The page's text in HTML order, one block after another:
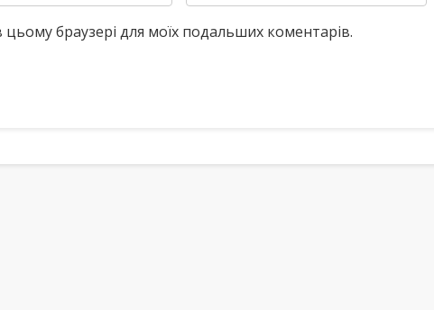
браузері для моїх подальших коментарів.